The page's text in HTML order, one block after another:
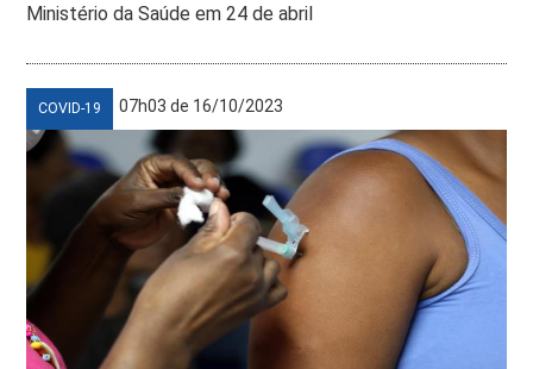
Ministério da Saúde em 24 de abril
COVID-19 07h03 de 16/10/2023